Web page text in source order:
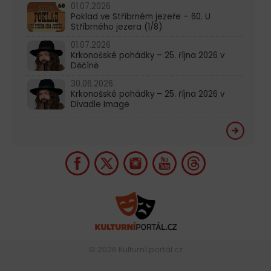
01.07.2026
Poklad ve Stříbrném jezeře – 60. U
Stříbrného jezera (1/8)
01.07.2026
Krkonošské pohádky – 25. října 2026 v
Děčíně
30.06.2026
Krkonošské pohádky – 25. října 2026 v
Divadle Image
© 2026 Kulturní portál.cz